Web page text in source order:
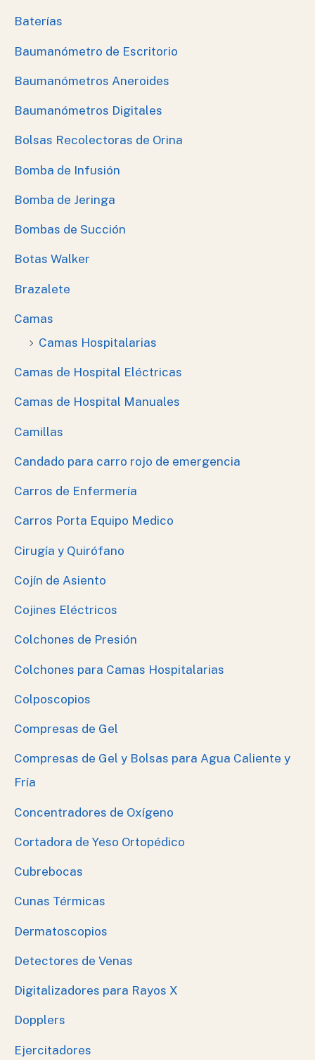
Baterías
Baumanómetro de Escritorio
Baumanómetros Aneroides
Baumanómetros Digitales
Bolsas Recolectoras de Orina
Bomba de Infusión
Bomba de Jeringa
Bombas de Succión
Botas Walker
Brazalete
Camas
Camas Hospitalarias
Camas de Hospital Eléctricas
Camas de Hospital Manuales
Camillas
Candado para carro rojo de emergencia
Carros de Enfermería
Carros Porta Equipo Medico
Cirugía y Quirófano
Cojín de Asiento
Cojines Eléctricos
Colchones de Presión
Colchones para Camas Hospitalarias
Colposcopios
Compresas de Gel
Compresas de Gel y Bolsas para Agua Caliente y
Fría
Concentradores de Oxígeno
Cortadora de Yeso Ortopédico
Cubrebocas
Cunas Térmicas
Dermatoscopios
Detectores de Venas
Digitalizadores para Rayos X
Dopplers
Ejercitadores